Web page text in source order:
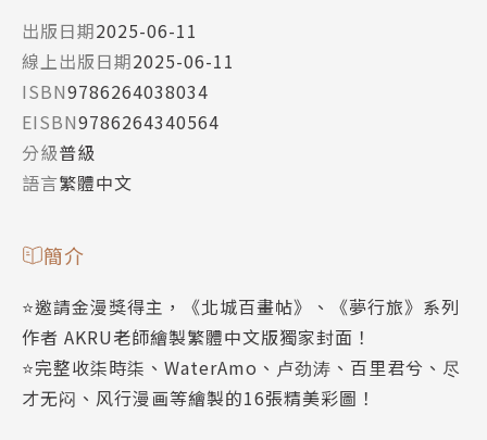
出版日期2025-06-11
線上出版日期2025-06-11
ISBN9786264038034
EISBN9786264340564
分級普級
語言繁體中文
簡介
⭐邀請金漫獎得主，《北城百畫帖》、《夢行旅》系列
作者 AKRU老師繪製繁體中文版獨家封面！
⭐完整收柒時柒、WaterAmo、卢劲涛、百里君兮、尽
才无闷、风行漫画等繪製的16張精美彩圖！